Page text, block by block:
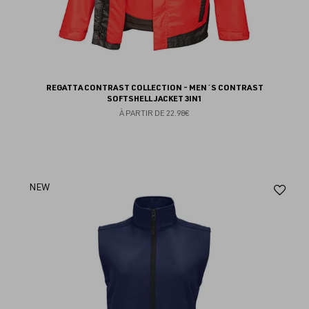
REGATTA CONTRAST COLLECTION - MEN´S CONTRAST
SOFTSHELL JACKET 3IN1
À PARTIR DE 22.98€
NEW